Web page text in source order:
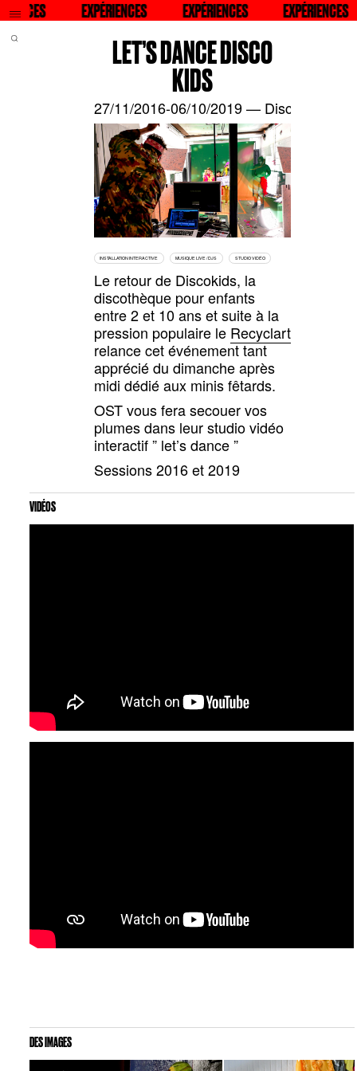
EXPÉRIENCES EXPÉRIENCES EXPÉRIENCES
RECHERCHER RECHERCHER RECHERCHER
LET’S DANCE DISCO
KIDS
27/11/2016-06/10/2019 — Discokids,
INSTALLATION INTERACTIVE MUSIQUE LIVE / DJS STUDIO VIDÉO
Le retour de Discokids, la
discothèque pour enfants
entre 2 et 10 ans et suite à la
pression populaire le Recyclart
relance cet événement tant
apprécié du dimanche après
midi dédié aux minis fêtards.
OST vous fera secouer vos
plumes dans leur studio vidéo
interactif ” let’s dance ”
Sessions 2016 et 2019
VIDÉOS
DES IMAGES